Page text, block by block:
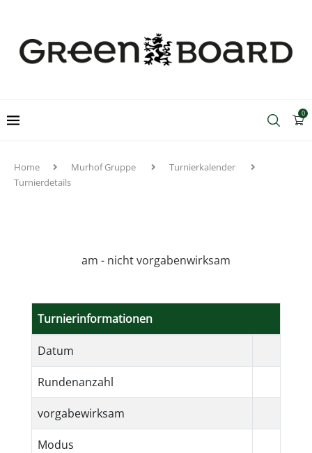
0
Home Murhof Gruppe
Turnierkalender
Turnierdetails
am - nicht vorgabenwirksam
Turnierinformationen
Datum
Rundenanzahl
vorgabewirksam
Modus